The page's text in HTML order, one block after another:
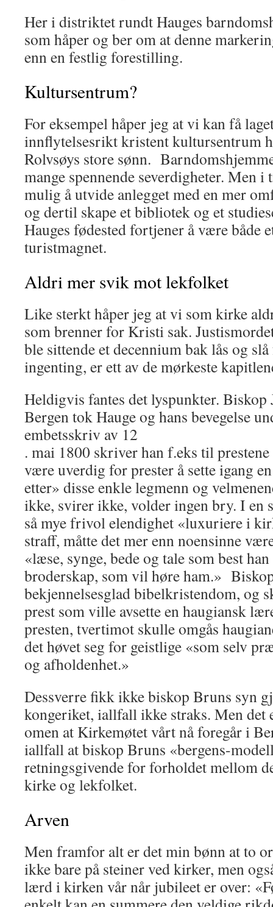
Her i distriktet rundt Hauges
som håper og ber om at denne
enn en festlig forestilling.
Kultursentrum?
For eksempel håper jeg at vi kan få
innflytelsesrikt kristent kultursentrum
Rolvsøys store sønn.
mange spennende severdigheter. Men
mulig å utvide anlegget med en mer
og dertil skape et bibliotek og et
Hauges fødested fortjener å være både
turistmagnet.
Aldri mer svik mot lekfolket
Like sterkt håper jeg at vi som kirke
som brenner for Kristi sak.
ble sittende et decennium bak lås og
ingenting, er ett av de mørkeste
Heldigvis fantes det lyspunkter.
Bergen tok Hauge og hans bevegelse
embetsskriv av 12
. mai 1800 skriver han f.eks til
være uverdig for prester å sette igang
etter» disse enkle legmenn og
ikke, svirer ikke, volder ingen bry. I en
så mye frivol elendighet «luxuriere i
straff, måtte det mer enn noensinne
«læse, synge, bede og tale som best
broderskap, som vil høre ham.»
be­kjennelsesglad bibelkristendom, og
prest som ville av­sette en haugiansk
presten, tvertimot skulle omgås
det høvet seg for geistlige «som selv
og afholdenhet.»
Dessverre fikk ikke biskop Bruns syn
kongeriket, iallfall ikke straks. Men det
omen at Kirkemøtet vårt nå foregår i
iallfall at biskop Bruns «bergens-
retningsgi­vende for forholdet mellom
kirke og lekfolket.
Arven
Men framfor alt er det min bønn at to
ikke bare på stei­ner ved kirker, men
lærd i kirken vår når jubileet er over: